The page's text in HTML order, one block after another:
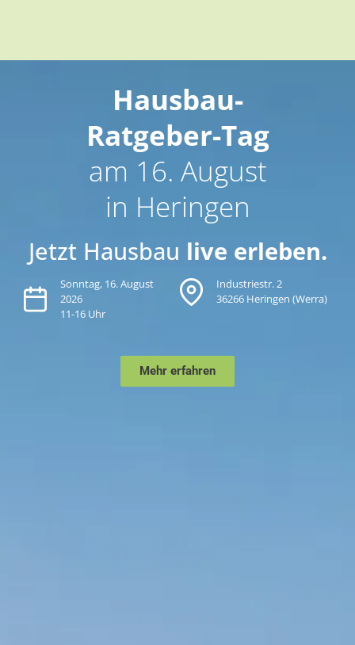
Hausbau-
Ratgeber-Tag
am 16. August
in Heringen
Jetzt Hausbau live erleben.
Sonntag, 16. August
2026
11-16 Uhr
Industriestr. 2
36266 Heringen (Werra)
Mehr erfahren